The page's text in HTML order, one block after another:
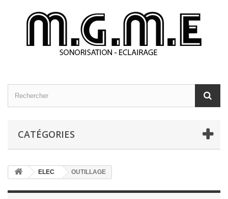
CATÉGORIES
ELEC OUTILLAGE